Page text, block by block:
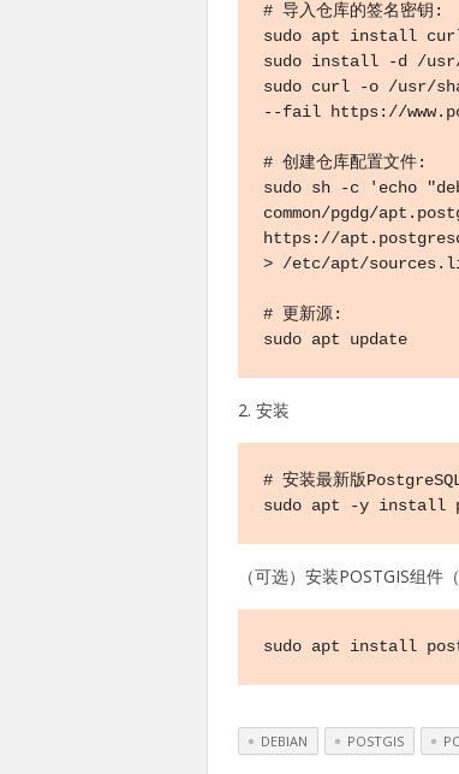
# 导入仓库的签名密钥:
sudo apt install
sudo install -d /usr/
sudo curl -o /usr/
--fail https://
# 创建仓库配置文件:
sudo sh -c 'echo
common/pgdg/
https://
> /etc/apt/
# 更新源:
sudo apt update
2. 安装
# 安装最新版
sudo apt -y install
（可选）安装POSTGIS组
sudo apt install
DEBIAN POSTGIS